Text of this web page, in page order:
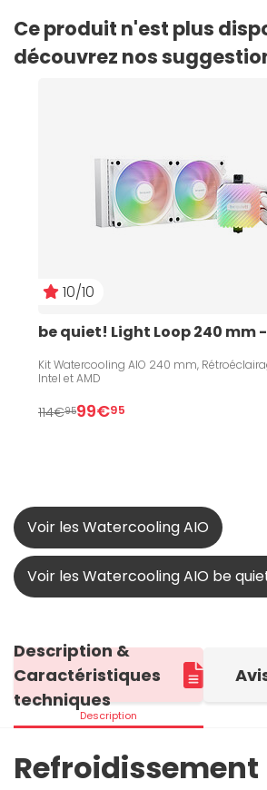
Ce produit n'est plus
découvrez nos
10/10
be quiet! Light Loop 240 mm
Kit Watercooling AIO 240 mm,
Intel et AMD
114€9599€95
Voir les Watercooling AIO
Voir les Watercooling AIO be
Description &
Caractéristiques
techniques
Description
Refroidissement